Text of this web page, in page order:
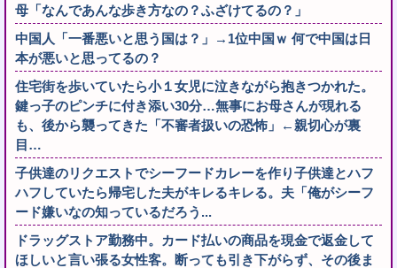
母「なんであんな歩き方なの？ふざけてるの？」
中国人「一番悪いと思う国は？」→1位中国ｗ 何で中国は日
本が悪いと思ってるの？
住宅街を歩いていたら小１女児に泣きながら抱きつかれた。
鍵っ子のピンチに付き添い30分…無事にお母さんが現れる
も、後から襲ってきた「不審者扱いの恐怖」←親切心が裏
目…
子供達のリクエストでシーフードカレーを作り子供達とハフ
ハフしていたら帰宅した夫がキレるキレる。夫「俺がシーフ
ード嫌いなの知っているだろう...
ドラッグストア勤務中。カード払いの商品を現金で返金して
ほしいと言い張る女性客。断っても引き下がらず、その後ま